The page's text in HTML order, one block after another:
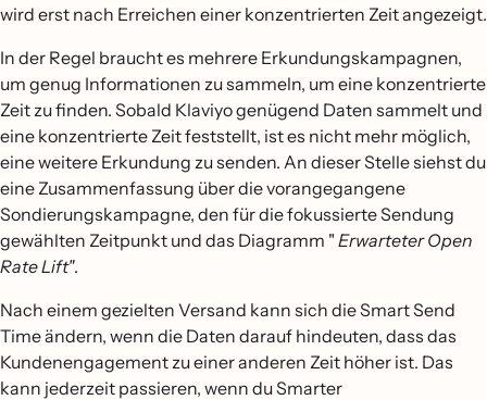
wird erst nach Erreichen einer konzentrierten Zeit angezeigt.
In der Regel braucht es mehrere Erkundungskampagnen,
um genug Informationen zu sammeln, um eine konzentrierte
Zeit zu finden. Sobald Klaviyo genügend Daten sammelt und
eine konzentrierte Zeit feststellt, ist es nicht mehr möglich,
eine weitere Erkundung zu senden. An dieser Stelle siehst du
eine Zusammenfassung über die vorangegangene
Sondierungskampagne, den für die fokussierte Sendung
gewählten Zeitpunkt und das Diagramm " Erwarteter Open
Rate Lift".
Nach einem gezielten Versand kann sich die Smart Send
Time ändern, wenn die Daten darauf hindeuten, dass das
Kundenengagement zu einer anderen Zeit höher ist. Das
kann jederzeit passieren, wenn du Smarter